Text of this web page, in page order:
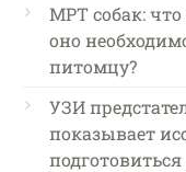
МРТ собак: что
оно
питомцу?
УЗИ
показывает